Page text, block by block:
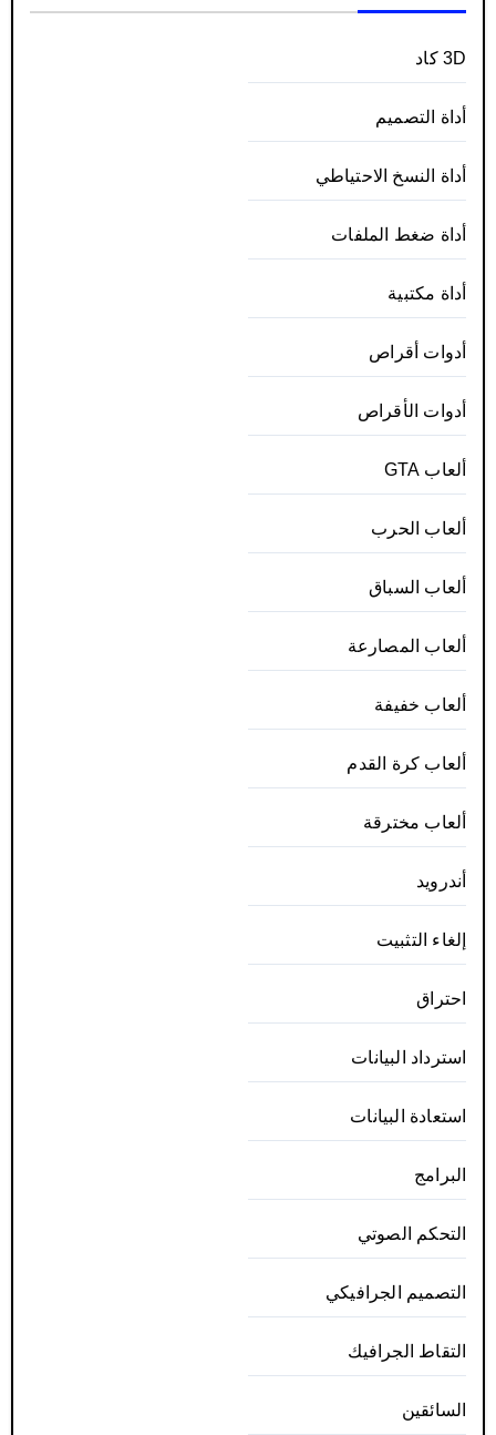
3D كاد
أداة التصميم
أداة النسخ الاحتياطي
أداة ضغط الملفات
أداة مكتبية
أدوات أقراص
أدوات الأقراص
ألعاب GTA
ألعاب الحرب
ألعاب السباق
ألعاب المصارعة
ألعاب خفيفة
ألعاب كرة القدم
ألعاب مخترقة
أندرويد
إلغاء التثبيت
احتراق
استرداد البيانات
استعادة البيانات
البرامج
التحكم الصوتي
التصميم الجرافيكي
التقاط الجرافيك
السائقين